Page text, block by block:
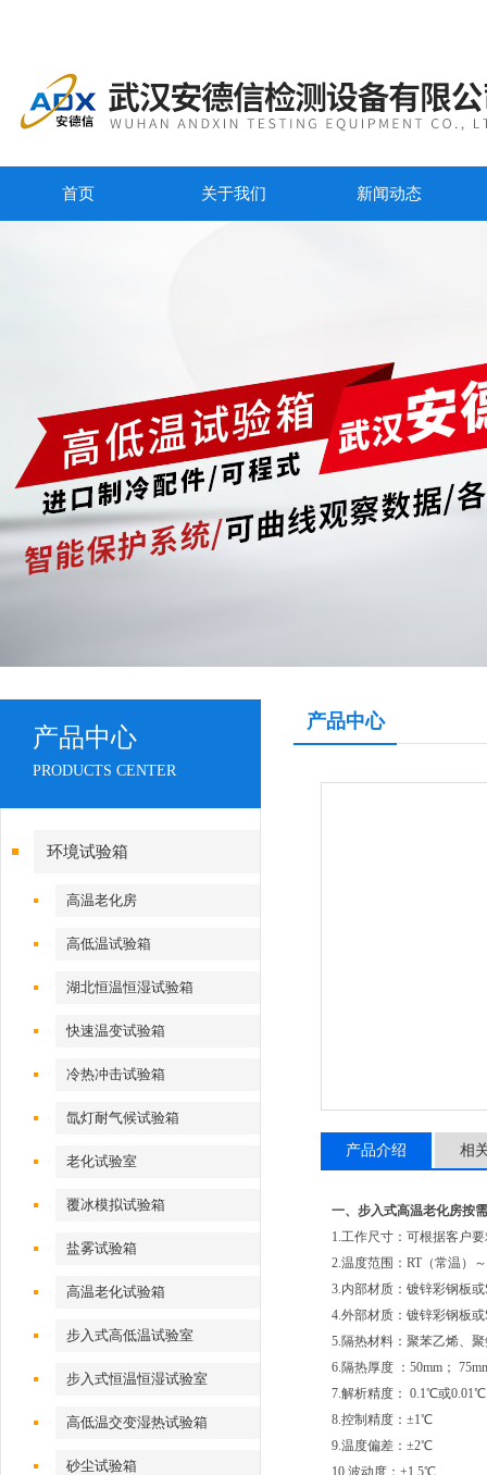
首页 关于我们 新闻动态
产品中心
PRODUCTS CENTER
环境试验箱
高温老化房
高低温试验箱
湖北恒温恒湿试验箱
快速温变试验箱
冷热冲击试验箱
氙灯耐气候试验箱
老化试验室
覆冰模拟试验箱
盐雾试验箱
高温老化试验箱
步入式高低温试验室
步入式恒温恒湿试验室
高低温交变湿热试验箱
砂尘试验箱
产品中心
产品介绍 相
一、 步入式高温老化房按
1.工作尺寸：可根据客户
2.温度范围：RT（常温
3.内部材质：镀锌彩钢板
4.外部材质：镀锌彩钢板
5.隔热材料：聚苯乙烯、
6.隔热厚度 ：50mm；
7.解析精度： 0.1℃或0.01℃
8.控制精度：±1℃
9.温度偏差：±2℃
10.波动度：±1.5℃